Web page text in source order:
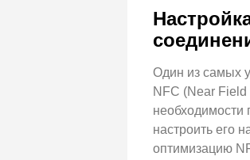
Один из самых
NFC (Near Field
необходимости
настроить его
оптимизацию